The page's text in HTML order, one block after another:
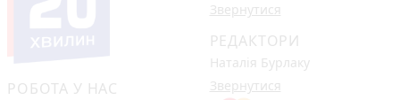
РОБОТА У НАС
Звернутися
РЕДАКТОРИ
Наталія Бурлаку
Звернутися